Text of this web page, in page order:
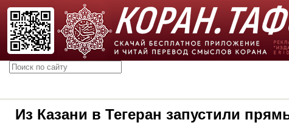
Из Казани в Тегеран запустили